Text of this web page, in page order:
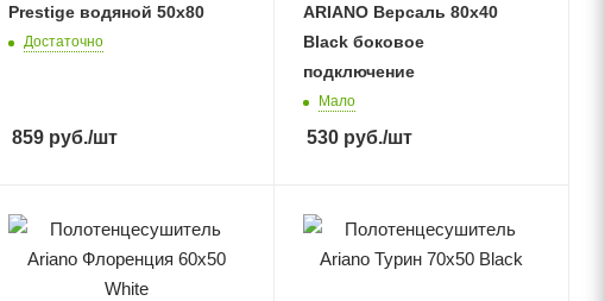
Prestige водяной 50x80
Достаточно
859руб./шт
ARIANO Версаль 80х40
Black боковое
подключение
Мало
530руб./шт